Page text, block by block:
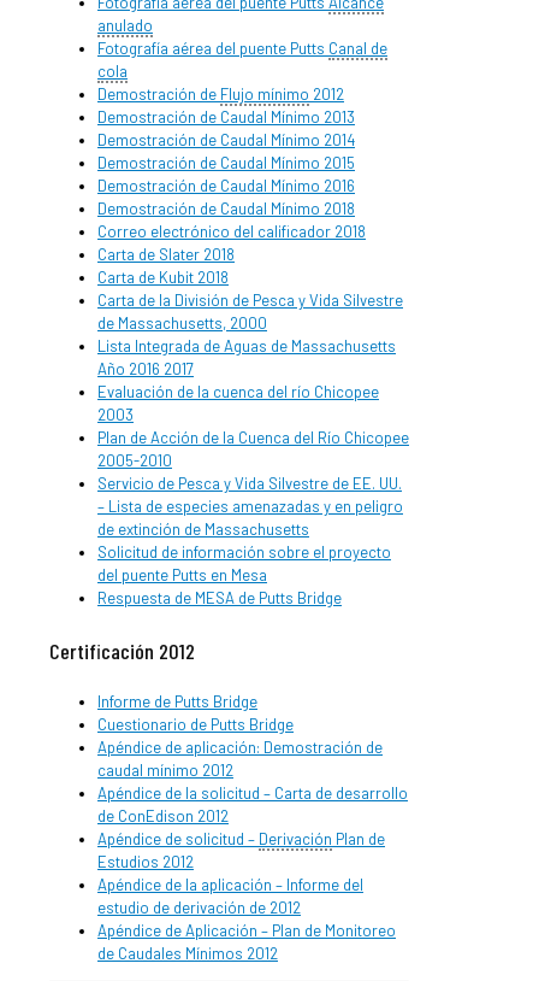
anulado
Fotografía aérea del puente Putts Canal de
cola
Demostración de Flujo mínimo 2012
Demostración de Caudal Mínimo 2013
Demostración de Caudal Mínimo 2014
Demostración de Caudal Mínimo 2015
Demostración de Caudal Mínimo 2016
Demostración de Caudal Mínimo 2018
Correo electrónico del calificador 2018
Carta de Slater 2018
Carta de Kubit 2018
Carta de la División de Pesca y Vida Silvestre
de Massachusetts, 2000
Lista Integrada de Aguas de Massachusetts
Año 2016 2017
Evaluación de la cuenca del río Chicopee
2003
Plan de Acción de la Cuenca del Río Chicopee
2005-2010
Servicio de Pesca y Vida Silvestre de EE. UU.
– Lista de especies amenazadas y en peligro
de extinción de Massachusetts
Solicitud de información sobre el proyecto
del puente Putts en Mesa
Respuesta de MESA de Putts Bridge
Certificación 2012
Informe de Putts Bridge
Cuestionario de Putts Bridge
Apéndice de aplicación: Demostración de
caudal mínimo 2012
Apéndice de la solicitud – Carta de desarrollo
de ConEdison 2012
Apéndice de solicitud – Derivación Plan de
Estudios 2012
Apéndice de la aplicación – Informe del
estudio de derivación de 2012
Apéndice de Aplicación – Plan de Monitoreo
de Caudales Mínimos 2012